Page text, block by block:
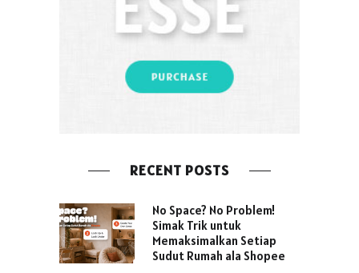
RECENT POSTS
No Space? No Problem!
Simak Trik untuk
Memaksimalkan Setiap
Sudut Rumah ala Shopee